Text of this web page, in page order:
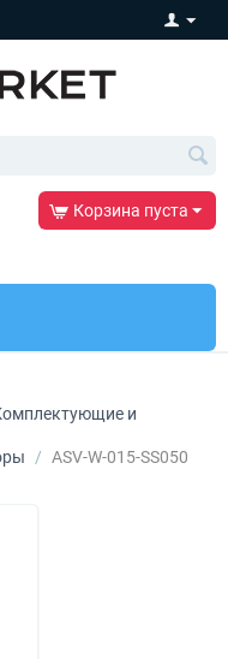
Корзина пуста
и
/ ASV-W-015-SS050